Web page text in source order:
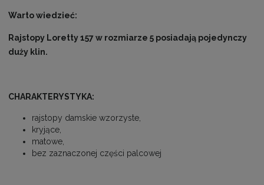
Warto wiedzieć:
Rajstopy Loretty 157 w rozmiarze 5 posiadają pojedynczy
duży klin.
CHARAKTERYSTYKA:
rajstopy damskie wzorzyste,
kryjące,
matowe,
bez zaznaczonej części palcowej